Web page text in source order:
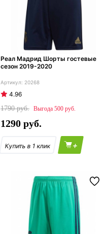
Реал Мадрид Шорты гостевые
сезон 2019-2020
20268
4.96
1790
500
1290
+